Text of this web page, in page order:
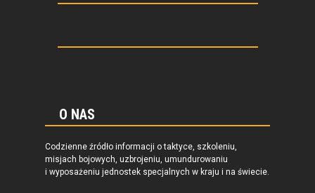
O NAS
Codzienne źródło informacji o taktyce, szkoleniu,
misjach bojowych, uzbrojeniu, umundurowaniu
i wyposażeniu jednostek specjalnych w kraju i na świecie.